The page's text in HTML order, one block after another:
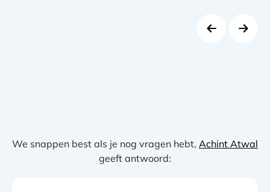
We snappen best als je nog vragen hebt, Achint Atwal
geeft antwoord: